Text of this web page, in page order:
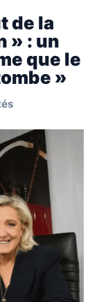
de la
» : un
que le
»